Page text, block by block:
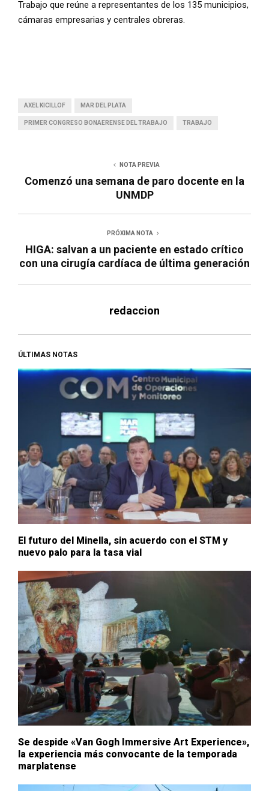
Trabajo que reúne a representantes de los 135 municipios,
cámaras empresarias y centrales obreras.
AXEL KICILLOF MAR DEL PLATA
PRIMER CONGRESO BONAERENSE DEL TRABAJO TRABAJO
NOTA PREVIA
Comenzó una semana de paro docente en la
UNMDP
PRÓXIMA NOTA
HIGA: salvan a un paciente en estado crítico
con una cirugía cardíaca de última generación
redaccion
ÚLTIMAS NOTAS
El futuro del Minella, sin acuerdo con el STM y
nuevo palo para la tasa vial
Se despide «Van Gogh Immersive Art Experience»,
la experiencia más convocante de la temporada
marplatense